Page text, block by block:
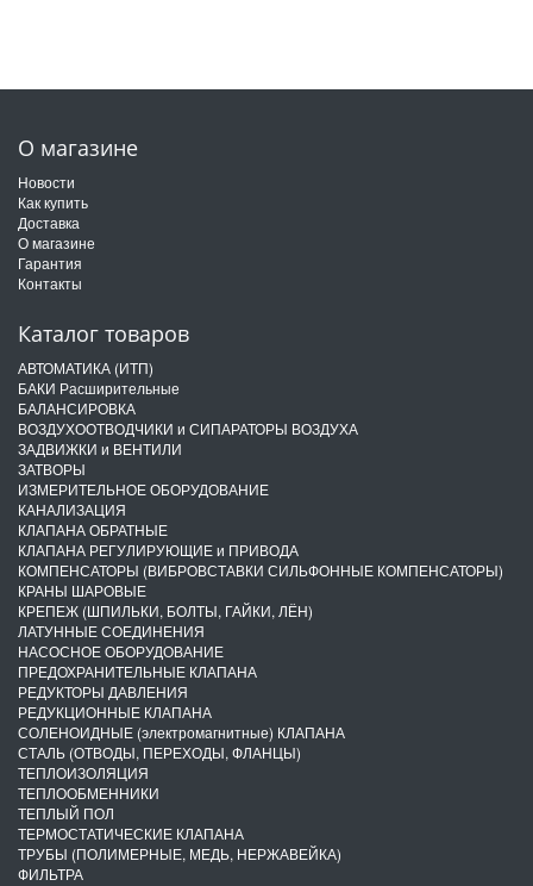
О магазине
Новости
Как купить
Доставка
О магазине
Гарантия
Контакты
Каталог товаров
АВТОМАТИКА (ИТП)
БАКИ Расширительные
БАЛАНСИРОВКА
ВОЗДУХООТВОДЧИКИ и СИПАРАТОРЫ ВОЗДУХА
ЗАДВИЖКИ и ВЕНТИЛИ
ЗАТВОРЫ
ИЗМЕРИТЕЛЬНОЕ ОБОРУДОВАНИЕ
КАНАЛИЗАЦИЯ
КЛАПАНА ОБРАТНЫЕ
КЛАПАНА РЕГУЛИРУЮЩИЕ и ПРИВОДА
КОМПЕНСАТОРЫ (ВИБРОВСТАВКИ СИЛЬФОННЫЕ КОМПЕНСАТОРЫ)
КРАНЫ ШАРОВЫЕ
КРЕПЕЖ (ШПИЛЬКИ, БОЛТЫ, ГАЙКИ, ЛЁН)
ЛАТУННЫЕ СОЕДИНЕНИЯ
НАСОСНОЕ ОБОРУДОВАНИЕ
ПРЕДОХРАНИТЕЛЬНЫЕ КЛАПАНА
РЕДУКТОРЫ ДАВЛЕНИЯ
РЕДУКЦИОННЫЕ КЛАПАНА
СОЛЕНОИДНЫЕ (электромагнитные) КЛАПАНА
СТАЛЬ (ОТВОДЫ, ПЕРЕХОДЫ, ФЛАНЦЫ)
ТЕПЛОИЗОЛЯЦИЯ
ТЕПЛООБМЕННИКИ
ТЕПЛЫЙ ПОЛ
ТЕРМОСТАТИЧЕСКИЕ КЛАПАНА
ТРУБЫ (ПОЛИМЕРНЫЕ, МЕДЬ, НЕРЖАВЕЙКА)
ФИЛЬТРА